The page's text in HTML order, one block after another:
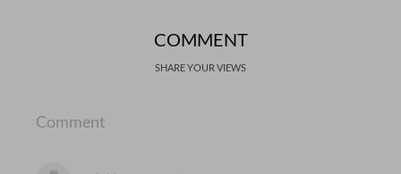
COMMENT
SHARE YOUR VIEWS
Comment